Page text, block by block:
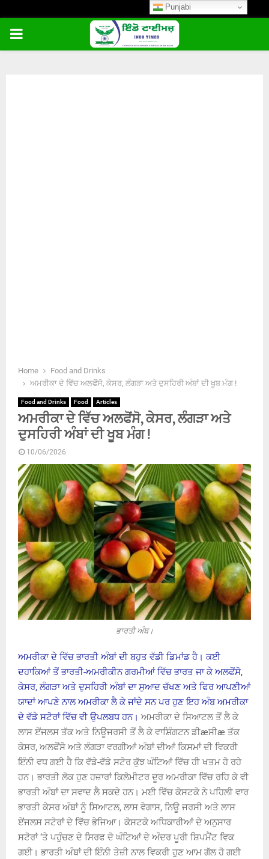
PRIMARY
Home
Food and Drinks
ਅਮਰੀਕਾ ਦੇ ਵਿੱਚ ਅਲਫੋਂਸੋ, ਕੇਸਰ, ਲੰਗੜਾ ਅਤੇ ਦੁਸਹਿਰੀ ਅੰਬਾਂ ਦੀ ਖੂਬ ਮੰਗ !
Food and Drinks Food Articles
ਅਮਰੀਕਾ ਦੇ ਵਿੱਚ ਅਲਫੋਂਸੋ, ਕੇਸਰ, ਲੰਗੜਾ ਅਤੇ
ਦੁਸਹਿਰੀ ਅੰਬਾਂ ਦੀ ਖੂਬ ਮੰਗ !
10/06/2026
ਭਾਰਤੀ ਅੰਬ।
ਅਮਰੀਕਾ ਦੇ ਵਿੱਚ ਭਾਰਤੀ ਅੰਬਾਂ ਦੀ ਬਹੁਤ ਵੱਡੀ ਡਿਮਾਂਡ ਹੈ। ਕਈ
ਦਹਾਕਿਆਂ ਤੋਂ ਭਾਰਤੀ-ਅਮਰੀਕੀਨ ਗਰਮੀਆਂ ਵਿੱਚ ਭਾਰਤ ਜਾ ਕੇ ਅਲਫੋਂਸੋ,
ਕੇਸਰ, ਲੰਗੜਾ ਅਤੇ ਦੁਸਹਿਰੀ ਅੰਬਾਂ ਦਾ ਸੁਆਦ ਚੱਖਣ ਅਤੇ ਫਿਰ ਆਪਣੀਆਂ
ਯਾਦਾਂ ਆਪਣੇ ਨਾਲ ਅਮਰੀਕਾ ਲੈ ਕੇ ਜਾਂਦੇ ਸਨ ਪਰ ਹੁਣ ਇਹ ਅੰਬ ਅਮਰੀਕਾ
ਦੇ ਵੱਡੇ ਸਟੋਰਾਂ ਵਿੱਚ ਵੀ ਉਪਲਬਧ ਹਨ। ਅਮਰੀਕਾ ਦੇ ਸਿਆਟਲ ਤੋਂ ਲੈ ਕੇ
ਲਾਸ ਏਂਜਲਸ ਤੱਕ ਅਤੇ ਨਿਊਜਰਸੀ ਤੋਂ ਲੈ ਕੇ ਵਾਸ਼ਿੰਗਟਨ ਡੀæਸੀæ ਤੱਕ
ਕੇਸਰ, ਅਲਫੋਂਸੋ ਅਤੇ ਲੰਗੜਾ ਵਰਗੀਆਂ ਅੰਬਾਂ ਦੀਆਂ ਕਿਸਮਾਂ ਦੀ ਵਿਕਰੀ
ਇੰਨੀ ਵਧ ਗਈ ਹੈ ਕਿ ਵੱਡੇ-ਵੱਡੇ ਸਟੋਰ ਕੁੱਝ ਘੰਟਿਆਂ ਵਿੱਚ ਹੀ ਖਤਮ ਹੋ ਰਹੇ
ਹਨ। ਭਾਰਤੀ ਲੋਕ ਹੁਣ ਹਜ਼ਾਰਾਂ ਕਿਲੋਮੀਟਰ ਦੂਰ ਅਮਰੀਕਾ ਵਿੱਚ ਰਹਿ ਕੇ ਵੀ
ਭਾਰਤੀ ਅੰਬਾਂ ਦਾ ਸਵਾਦ ਲੈ ਸਕਦੇ ਹਨ। ਮਈ ਵਿੱਚ ਕੋਸਟਕੋ ਨੇ ਪਹਿਲੀ ਵਾਰ
ਭਾਰਤੀ ਕੇਸਰ ਅੰਬਾਂ ਨੂੰ ਸਿਆਟਲ, ਲਾਸ ਵੇਗਾਸ, ਨਿਊ ਜਰਸੀ ਅਤੇ ਲਾਸ
ਏਂਜਲਸ ਸਟੋਰਾਂ ਦੇ ਵਿੱਚ ਭੇਜਿਆ। ਕੋਸਟਕੋ ਅਧਿਕਾਰੀਆਂ ਦੇ ਅਨੁਸਾਰ
ਸਟੋਰਾਂ ‘ਤੇ ਪਹੁੰਚਣ ਦੇ ਸਿਰਫ ਦੋ ਘੰਟਿਆਂ ਦੇ ਅੰਦਰ ਪੂਰੀ ਸ਼ਿਪਮੈਂਟ ਵਿਕ
ਗਈ। ਭਾਰਤੀ ਅੰਬਾਂ ਦੀ ਇੰਨੀ ਤੇਜ਼ੀ ਨਾਲ ਵਿਕਰੀ ਹੁਣ ਆਮ ਗੱਲ ਹੋ ਗਈ
Punjabi